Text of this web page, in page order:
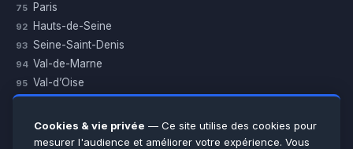
75 Paris
92 Hauts-de-Seine
93 Seine-Saint-Denis
94 Val-de-Marne
95 Val-d’Oise
Essonne
Seine-et-Marne
Cookies & vie privée — Ce site utilise des cookies pour
mesurer l'audience et améliorer votre expérience. Vous